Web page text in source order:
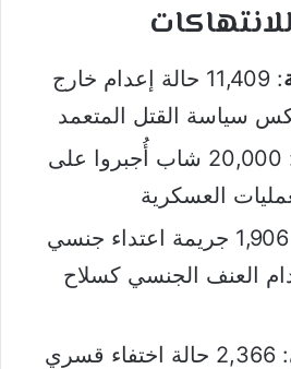
: 11,409 حالة إعدام خارج
سياسة القتل المتعمد
: 20,000 شاب أُجبروا على
العسكرية
: 1,906 جريمة اعتداء جنسي
العنف الجنسي كسلاح
: 2,366 حالة اختفاء قسري